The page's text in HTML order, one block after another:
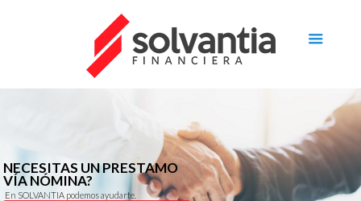
NECESITAS UN PRESTAMO
VÍA NÓMINA?
En SOLVANTIA podemos ayudarte.